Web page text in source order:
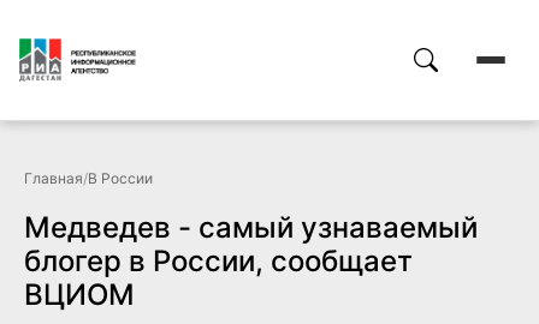
Главная/В России
Медведев - самый узнаваемый
блогер в России, сообщает
ВЦИОМ